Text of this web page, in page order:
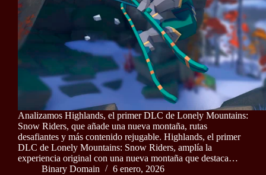
Analizamos Highlands, el primer DLC de Lonely Mountains:
Snow Riders, que añade una nueva montaña, rutas
desafiantes y más contenido rejugable. Highlands, el primer
DLC de Lonely Mountains: Snow Riders, amplía la
experiencia original con una nueva montaña que destaca…
Binary Domain
6 enero, 2026